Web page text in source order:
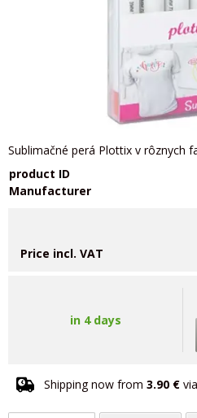
Sublimačné perá Plottix v rôznych
product ID
Manufacturer
Price incl. VAT
in 4 days
Shipping now from 3.90 €